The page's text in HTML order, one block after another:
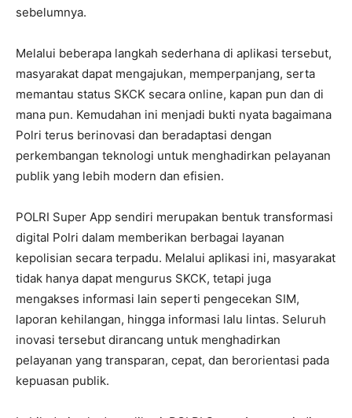
sebelumnya.
Melalui beberapa langkah sederhana di aplikasi tersebut,
masyarakat dapat mengajukan, memperpanjang, serta
memantau status SKCK secara online, kapan pun dan di
mana pun. Kemudahan ini menjadi bukti nyata bagaimana
Polri terus berinovasi dan beradaptasi dengan
perkembangan teknologi untuk menghadirkan pelayanan
publik yang lebih modern dan efisien.
POLRI Super App sendiri merupakan bentuk transformasi
digital Polri dalam memberikan berbagai layanan
kepolisian secara terpadu. Melalui aplikasi ini, masyarakat
tidak hanya dapat mengurus SKCK, tetapi juga
mengakses informasi lain seperti pengecekan SIM,
laporan kehilangan, hingga informasi lalu lintas. Seluruh
inovasi tersebut dirancang untuk menghadirkan
pelayanan yang transparan, cepat, dan berorientasi pada
kepuasan publik.